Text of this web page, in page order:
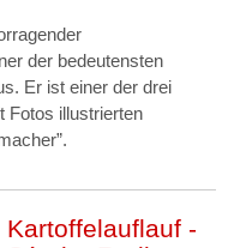
der bedeutensten
Er ist einer der drei
Fotos illustrierten
Kartoffelauflauf -